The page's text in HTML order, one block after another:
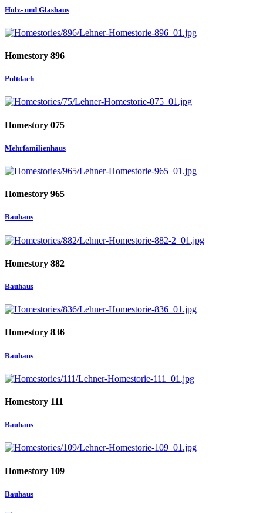
Holz- und Glashaus
Homestory 896
Pultdach
Homestory 075
Mehrfamilienhaus
Homestory 965
Bauhaus
Homestory 882
Bauhaus
Homestory 836
Bauhaus
Homestory 111
Bauhaus
Homestory 109
Bauhaus